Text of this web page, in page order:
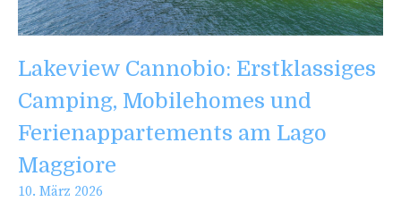
Lakeview Cannobio: Erstklassiges
Camping, Mobilehomes und
Ferienappartements am Lago
Maggiore
10. März 2026